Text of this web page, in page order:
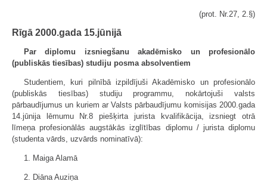
(prot. Nr.27, 2.§)
Rīgā 2000.gada 15.jūnijā
Par diplomu izsniegšanu akadēmisko un profesionālo
(publiskās tiesības) studiju posma absolventiem
Studentiem, kuri pilnībā izpildījuši Akadēmisko un profesionālo
(publiskās tiesības) studiju programmu, nokārtojuši valsts
pārbaudījumus un kuriem ar Valsts pārbaudījumu komisijas 2000.gada
14.jūnija lēmumu Nr.8 piešķirta jurista kvalifikācija, izsniegt otrā
līmeņa profesionālās augstākās izglītības diplomu / jurista diplomu
(studenta vārds, uzvārds nominatīvā):
1. Maiga Alamā
2. Diāna Auziņa